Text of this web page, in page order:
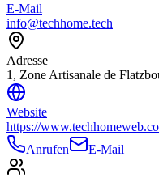
E-Mail
info@techhome.tech
Adresse
1, Zone Artisanale de
Website
https://
Anrufen
E-Mail